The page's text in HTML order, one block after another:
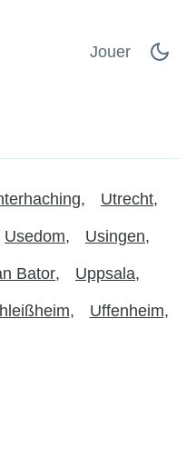
Jouer
Utrecht
Usedom Usingen
Bator Uppsala
Uffenheim